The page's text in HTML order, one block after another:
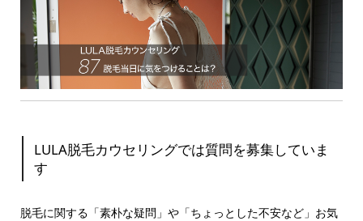
LULA脱毛カウセリングでは質問を募集していま
す
脱毛に関する「素朴な疑問」や「ちょっとした不安など」お気